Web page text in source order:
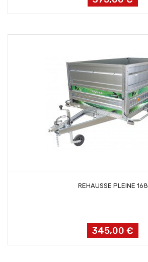
REHAUSSE PLEINE 168
Prix
345,00 €